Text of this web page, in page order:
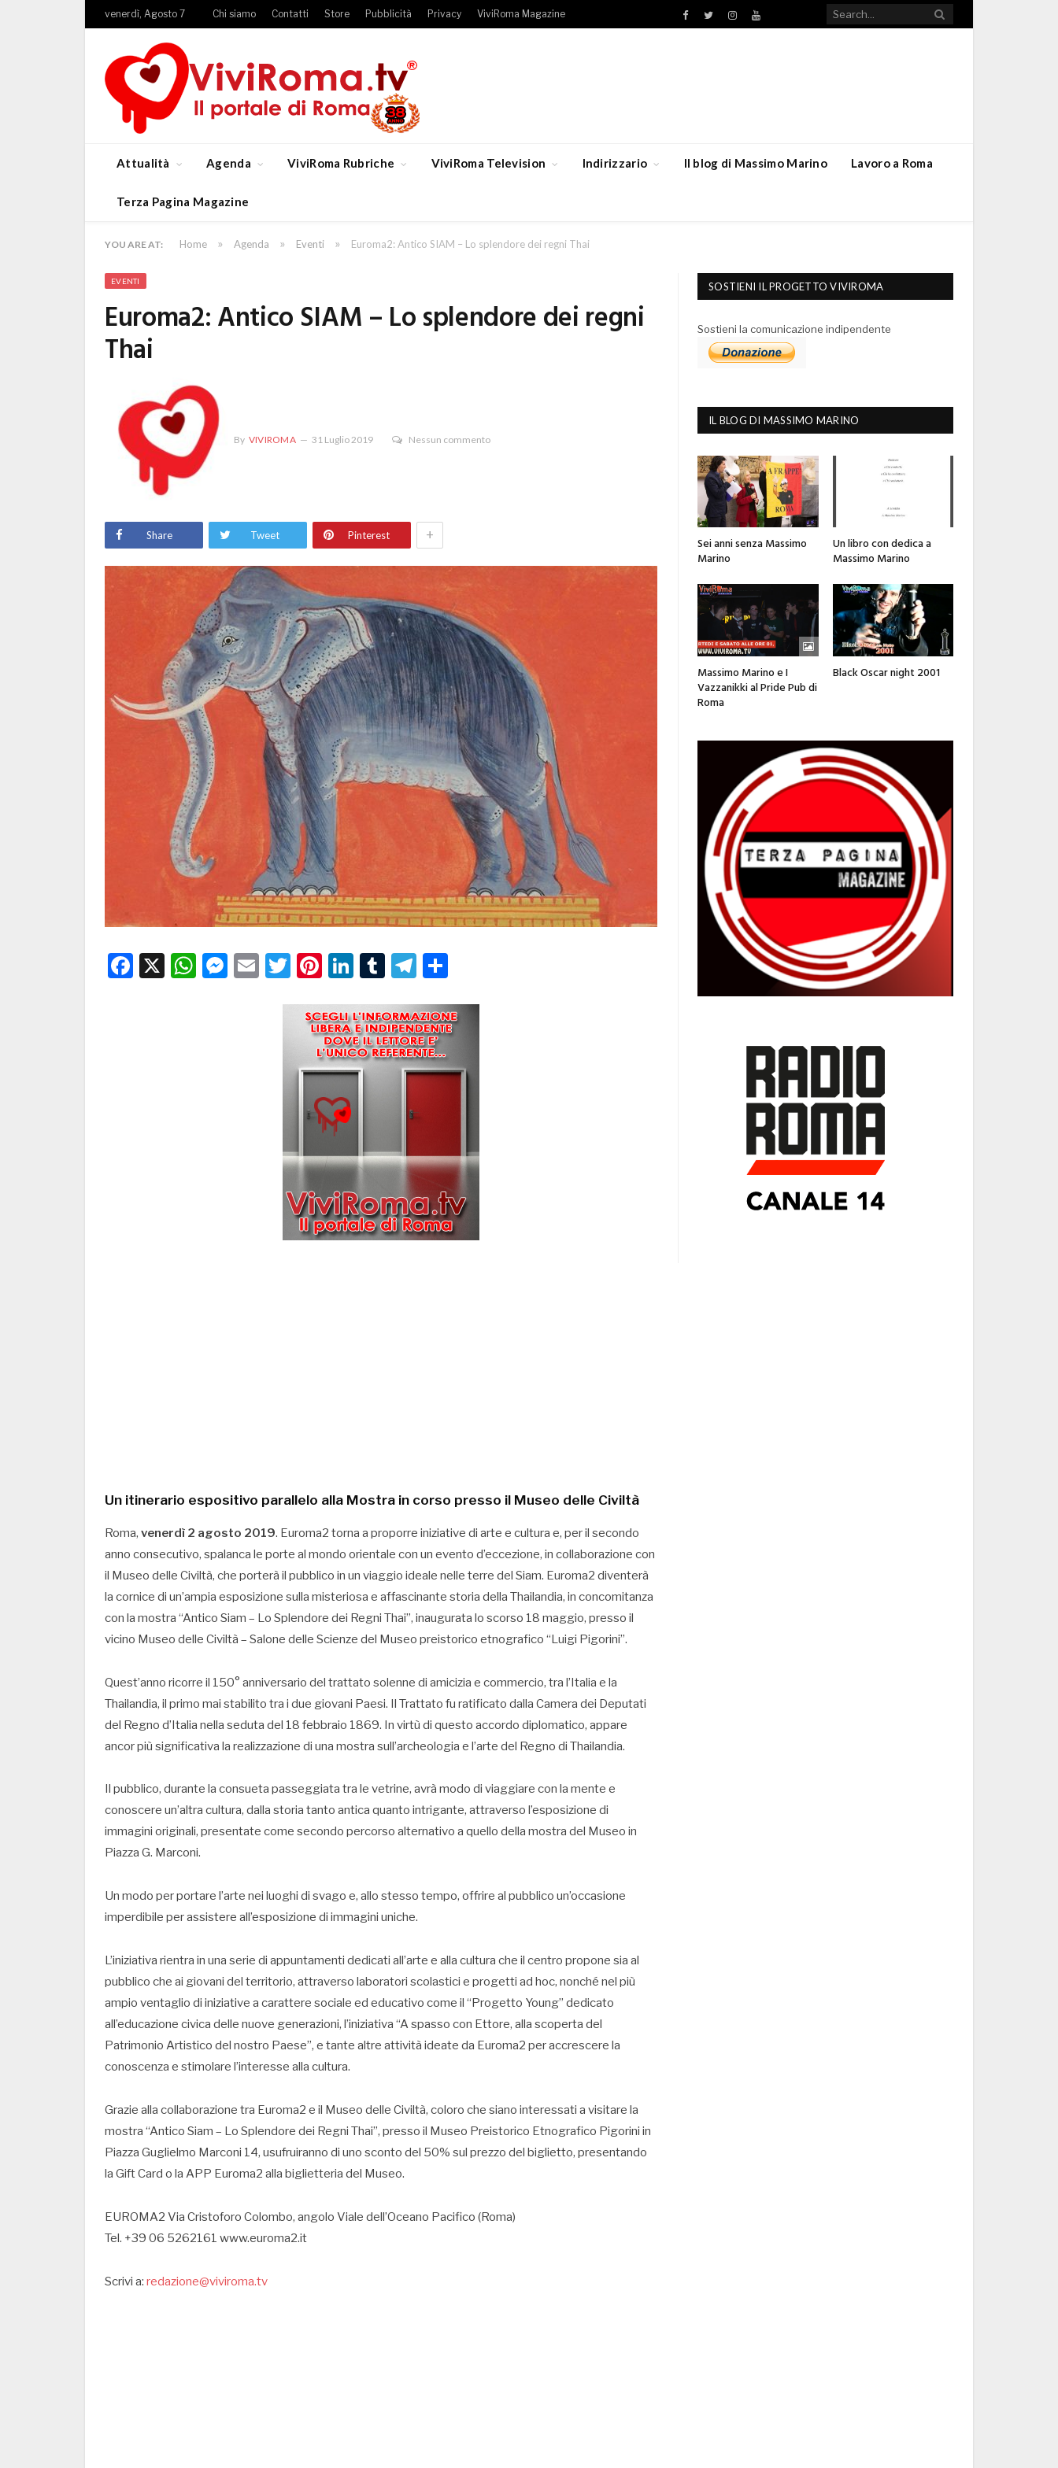
venerdì, Agosto 7 Chi siamo Contatti Store Pubblicità Privacy ViviRoma Magazine Facebook
TwitterInstagramYouTube
Attualità Agenda ViviRoma Rubriche ViviRoma Television Indirizzario Il blog di Massimo Marino Lavoro a Roma
Terza Pagina Magazine
YOU ARE AT: Home » Agenda » Eventi » Euroma2: Antico SIAM – Lo splendore dei regni Thai
EVENTI
Euroma2: Antico SIAM – Lo splendore dei regni
Thai
By VIVIROMA 31 Luglio 2019 Nessun commento
Share Tweet Pinterest +
Facebook
X WhatsApp
Messenger
EmailTwitter
Pinterest
LinkedIn
TumblrTelegram
Un itinerario espositivo parallelo alla Mostra in corso presso il Museo delle Civiltà
Roma, venerdì 2 agosto 2019. Euroma2 torna a proporre iniziative di arte e cultura e, per il secondo
anno consecutivo, spalanca le porte al mondo orientale con un evento d’eccezione, in collaborazione con
il Museo delle Civiltà, che porterà il pubblico in un viaggio ideale nelle terre del Siam. Euroma2 diventerà
la cornice di un’ampia esposizione sulla misteriosa e affascinante storia della Thailandia, in concomitanza
con la mostra “Antico Siam – Lo Splendore dei Regni Thai”, inaugurata lo scorso 18 maggio, presso il
vicino Museo delle Civiltà – Salone delle Scienze del Museo preistorico etnografico “Luigi Pigorini”.
Quest’anno ricorre il 150° anniversario del trattato solenne di amicizia e commercio, tra l’Italia e la
Thailandia, il primo mai stabilito tra i due giovani Paesi. Il Trattato fu ratificato dalla Camera dei Deputati
del Regno d’Italia nella seduta del 18 febbraio 1869. In virtù di questo accordo diplomatico, appare
ancor più significativa la realizzazione di una mostra sull’archeologia e l’arte del Regno di Thailandia.
Il pubblico, durante la consueta passeggiata tra le vetrine, avrà modo di viaggiare con la mente e
conoscere un’altra cultura, dalla storia tanto antica quanto intrigante, attraverso l’esposizione di
immagini originali, presentate come secondo percorso alternativo a quello della mostra del Museo in
Piazza G. Marconi.
Un modo per portare l’arte nei luoghi di svago e, allo stesso tempo, offrire al pubblico un’occasione
imperdibile per assistere all’esposizione di immagini uniche.
L’iniziativa rientra in una serie di appuntamenti dedicati all’arte e alla cultura che il centro propone sia al
pubblico che ai giovani del territorio, attraverso laboratori scolastici e progetti ad hoc, nonché nel più
ampio ventaglio di iniziative a carattere sociale ed educativo come il “Progetto Young” dedicato
all’educazione civica delle nuove generazioni, l’iniziativa “A spasso con Ettore, alla scoperta del
Patrimonio Artistico del nostro Paese”, e tante altre attività ideate da Euroma2 per accrescere la
conoscenza e stimolare l’interesse alla cultura.
Grazie alla collaborazione tra Euroma2 e il Museo delle Civiltà, coloro che siano interessati a visitare la
mostra “Antico Siam – Lo Splendore dei Regni Thai”, presso il Museo Preistorico Etnografico Pigorini in
Piazza Guglielmo Marconi 14, usufruiranno di uno sconto del 50% sul prezzo del biglietto, presentando
la Gift Card o la APP Euroma2 alla biglietteria del Museo.
EUROMA2 Via Cristoforo Colombo, angolo Viale dell’Oceano Pacifico (Roma)
Tel. +39 06 5262161 www.euroma2.it
Scrivi a: redazione@viviroma.tv
SOSTIENI IL PROGETTO VIVIROMA
Sostieni la comunicazione indipendente
IL BLOG DI MASSIMO MARINO
Sei anni senza Massimo
Marino
Un libro con dedica a
Massimo Marino
Massimo Marino e I
Vazzanikki al Pride Pub di
Roma
Black Oscar night 2001